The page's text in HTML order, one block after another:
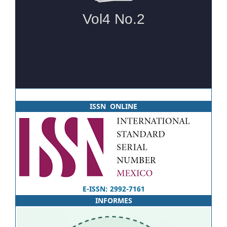
ISSN ONLINE
E-ISSN: 2992-7161
INFORMES